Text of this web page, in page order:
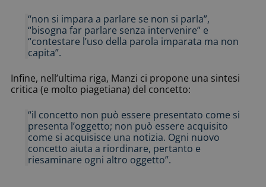
“non si impara a parlare se non si parla”,
“bisogna far parlare senza intervenire” e
“contestare l’uso della parola imparata ma non
capita”.
Infine, nell’ultima riga, Manzi ci propone una sintesi
critica (e molto piagetiana) del concetto:
“il concetto non può essere presentato come si
presenta l’oggetto; non può essere acquisito
come si acquisisce una notizia. Ogni nuovo
concetto aiuta a riordinare, pertanto e
riesaminare ogni altro oggetto”.